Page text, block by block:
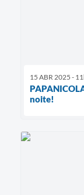
15 ABR 2025 -
noite!